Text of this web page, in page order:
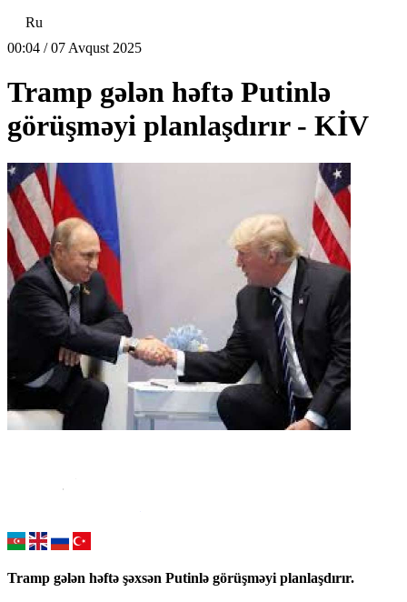
Ru
00:04 / 07 Avqust 2025
Tramp gələn həftə Putinlə
görüşməyi planlaşdırır - KİV
Tramp gələn həftə şəxsən Putinlə görüşməyi planlaşdırır.